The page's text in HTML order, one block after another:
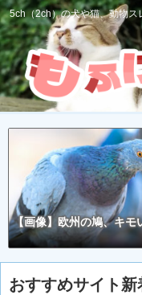
5ch（2ch）の犬や猫、動物ス
【画像】欧州の鳩、キモ
おすすめサイト新